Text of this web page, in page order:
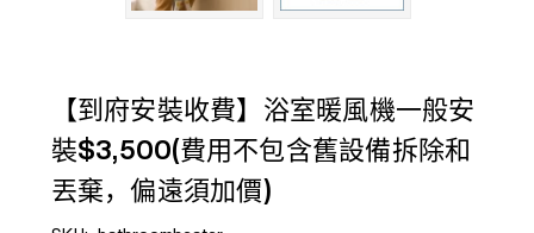
【到府安裝收費】浴室暖風機一般安
裝$3,500(費用不包含舊設備拆除和
丟棄，偏遠須加價)